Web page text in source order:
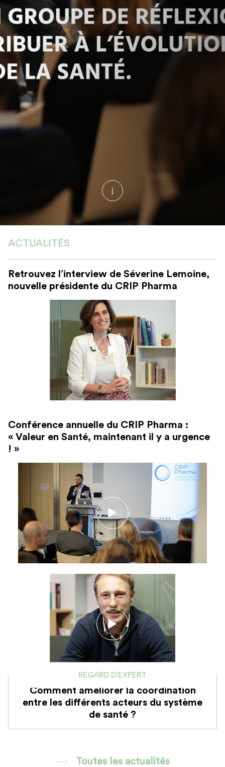
ACTUALITÉS
Retrouvez l’interview de Séverine Lemoine,
nouvelle présidente du CRIP Pharma
Conférence annuelle du CRIP Pharma :
« Valeur en Santé, maintenant il y a urgence
! »
REGARD D'EXPERT
Comment améliorer la coordination
entre les différents acteurs du système
de santé ?
Toutes les actualités